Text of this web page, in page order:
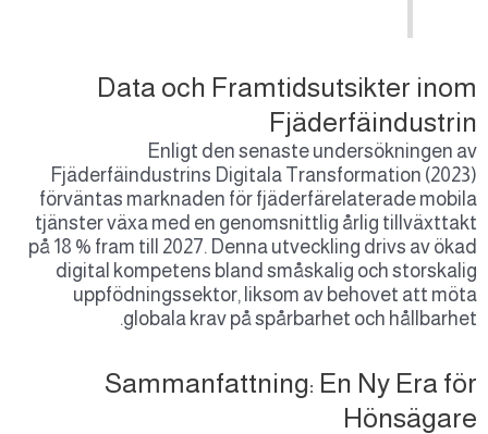
Data och
Enligt den senaste
Fjäderfäindustrins Digitala
förväntas marknaden för
tjänster växa med en genomsnittlig årlig
på 18 % fram till 2027. Denna utveckling
digital kompetens bland småskalig och
uppfödningssektor, liksom av
globala krav på spårbarhet och
Sammanfattning: En Ny